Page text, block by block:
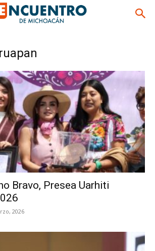
Bravo, Presea Uarhiti
2026